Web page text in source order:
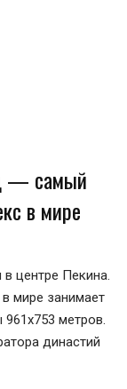
— самый
в мире
в центре Пекина.
мире занимает
метров.
династий